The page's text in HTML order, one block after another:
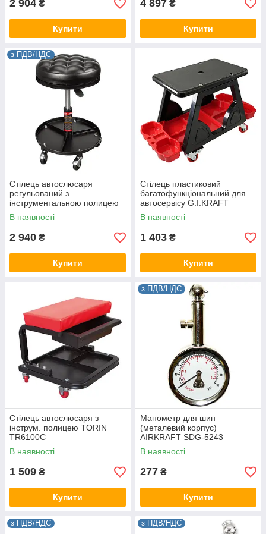
2 904 ₴
Купити
4 897 ₴
Купити
з ПДВ/НДС
Стілець автослюсаря
регульований з
інструментальною полицею
TORIN TR6201A
В наявності
2 940 ₴
Купити
Стілець пластиковий
багатофункціональний для
автосервісу G.I.KRAFT
GI36001
В наявності
1 403 ₴
Купити
Стілець автослюсаря з
інструм. полицею TORIN
TR6100C
В наявності
1 509 ₴
Купити
з ПДВ/НДС
Манометр для шин
(металевий корпус)
AIRKRAFT SDG-5243
В наявності
277 ₴
Купити
з ПДВ/НДС з ПДВ/НДС